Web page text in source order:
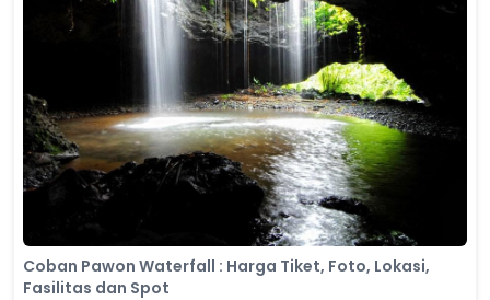
Coban Pawon Waterfall : Harga Tiket, Foto, Lokasi,
Fasilitas dan Spot